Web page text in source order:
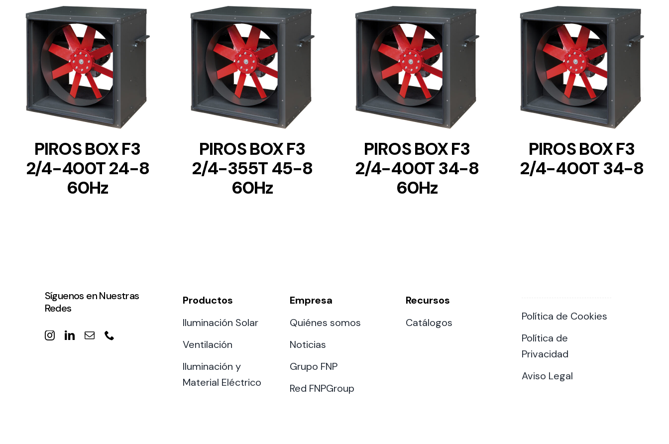
DETAILS
PIROS BOX F3
2/4-400T 24-8
60Hz
DETAILS
PIROS BOX F3
2/4-355T 45-8
60Hz
DETAILS
PIROS BOX F3
2/4-400T 34-8
60Hz
DETAILS
PIROS BOX F3
2/4-400T 34-8
Síguenos en Nuestras
Redes
Productos
Iluminación Solar
Ventilación
Iluminación y
Material Eléctrico
Empresa
Quiénes somos
Noticias
Grupo FNP
Red FNPGroup
Recursos
Catálogos
Política de Cookies
Política de
Privacidad
Aviso Legal